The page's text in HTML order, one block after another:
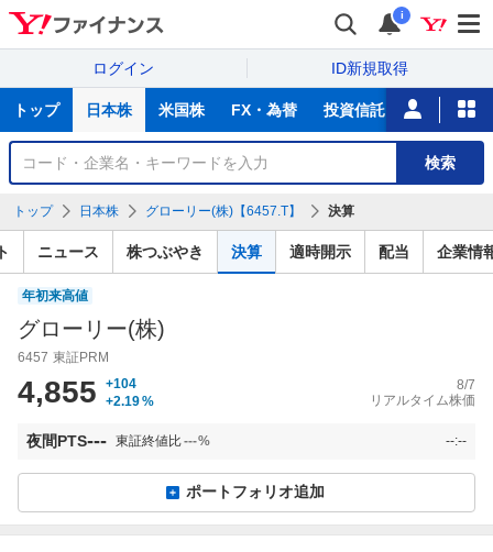
i
ログイン ID新規取得
サ
トップ 日本株 米国株 FX・為替 投資信託 ニュース
銘
検
検索
トップ 日本株 グローリー(株)【6457.T】 決算
ニュース 株つぶやき 決算 適時開示 配当 企業情
年初来高値
グローリー(株)
6457 東証PRM
4,855
+104
+2.19%
8/7
リアルタイム株価
夜間PTS--- 東証終値比---% --:--
ポートフォリオ追加